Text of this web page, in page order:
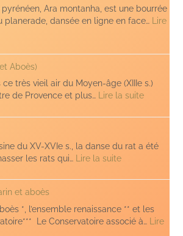
Ara montanha, est une bourrée
planerade, dansée en ligne en face… Lire
Aboès)
très vieil air du Moyen-âge (XIIIe s.)
de Provence et plus… Lire la suite:
vist
Lop
Aboès)
du XV-XVIe s., la danse du rat a été
les rats qui… Lire la suite:
du
et aboès
*, l’ensemble renaissance ** et les
Le Conservatoire associé à… Lire